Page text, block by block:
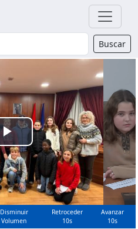
Buscar
Reproducir
Vídeo
Disminuir
Volumen
Retroceder
10s
Avanzar
10s